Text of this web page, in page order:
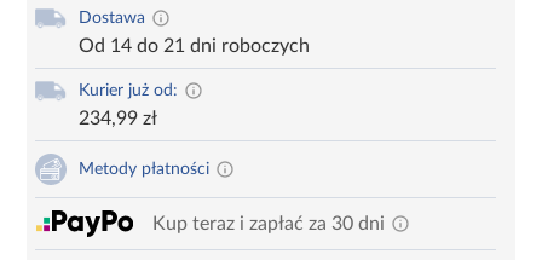
Dostawa
Od 14 do 21 dni roboczych
Kurier już od:
234,99 zł
Metody płatności
Kup teraz i zapłać za 30 dni